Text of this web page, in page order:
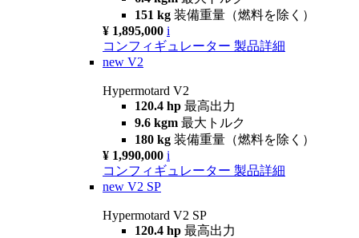
151 kg 装備重量（燃料を除く）
¥ 1,895,000 i
コンフィギュレーター 製品詳細
new V2
Hypermotard V2
120.4 hp 最高出力
9.6 kgm 最大トルク
180 kg 装備重量（燃料を除く）
¥ 1,990,000 i
コンフィギュレーター 製品詳細
new V2 SP
Hypermotard V2 SP
120.4 hp 最高出力